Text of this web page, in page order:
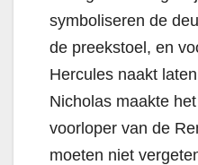
symboliseren de
de preekstoel, en
Hercules naakt
Nicholas maakte
voorloper van de
moeten niet